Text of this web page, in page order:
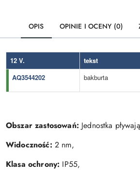
OPIS OPINIE I OCENY (0)
12 V. tekst
AQ3544202
bakburta
Obszar zastosowań: Jednostka
Widoczność: 2 nm,
Klasa ochrony: IP55,